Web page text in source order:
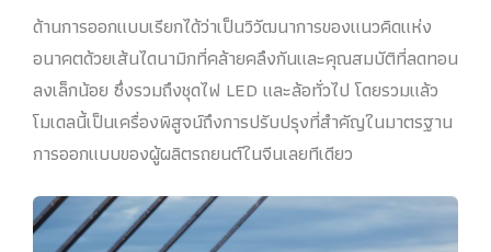
ด้านการออกแบบเรียกได้ว่าเป็นวิวัฒนาการของแนวคิดแห่ง
อนาคตด้วยเส้นไดนามิกที่คล้ายคลึงกันและคุณสมบัติที่ลดทอน
ลงเล็กน้อย ซึ่งรวมถึงชุดไฟ LED และล้อทั่วไป โดยรวมแล้ว
โมเดลนี้เป็นเครื่องพิสูจน์ถึงการปรับปรุงที่สำคัญในมาตรฐาน
การออกแบบของผู้ผลิตรถยนต์ในจีนเลยทีเดียว